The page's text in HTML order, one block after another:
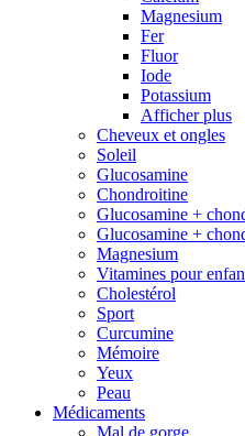
Magnesium
Fer
Fluor
Iode
Potassium
Afficher plus
Cheveux et ongles
Soleil
Glucosamine
Chondroitine
Glucosamine +
Glucosamine +
Magnesium
Vitamines pour
Cholestérol
Sport
Curcumine
Mémoire
Yeux
Peau
Médicaments
Mal de gorge